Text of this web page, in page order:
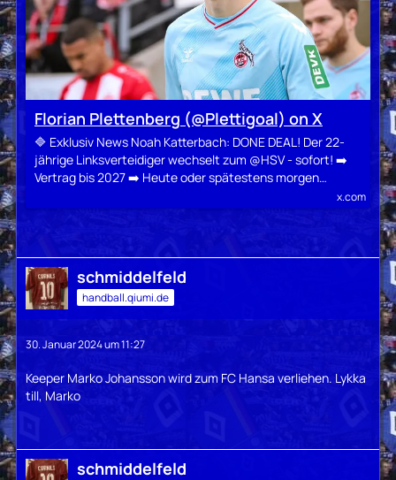
Florian Plettenberg (@Plettigoal) on X
🔷 Exklusiv News Noah Katterbach: DONE DEAL! Der 22-
jährige Linksverteidiger wechselt zum @HSV - sofort! ➡️
Vertrag bis 2027 ➡️ Heute oder spätestens morgen…
x.com
schmiddelfeld
handball.qiumi.de
30. Januar 2024 um 11:27
Keeper Marko Johansson wird zum FC Hansa verliehen. Lykka
till, Marko
schmiddelfeld